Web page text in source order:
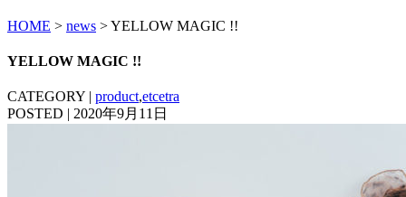
HOME > news > YELLOW MAGIC !!
YELLOW MAGIC !!
CATEGORY | product,etcetra
POSTED | 2020年9月11日